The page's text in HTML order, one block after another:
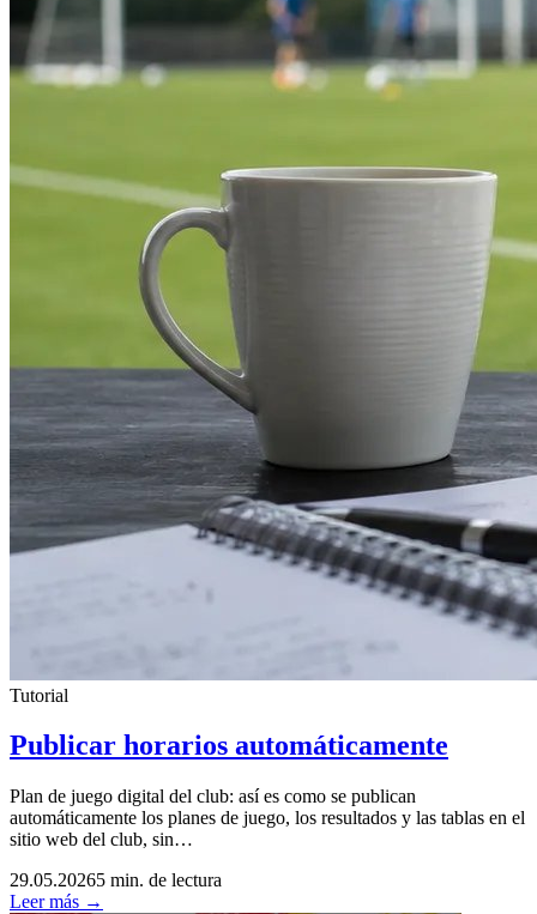
Tutorial
Publicar horarios automáticamente
Plan de juego digital del club: así es como se publican
automáticamente los planes de juego, los resultados y las tablas en el
sitio web del club, sin…
29.05.20265 min. de lectura
Leer más →